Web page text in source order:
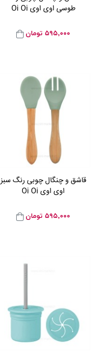
طوسی اوی اوی Oi Oi
۵۹۵,۰۰۰ تومان
قاشق و چنگال چوبی رنگ سبز
اوی اوی Oi Oi
۵۹۵,۰۰۰ تومان